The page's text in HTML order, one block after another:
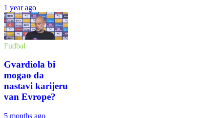
1 year ago
Fudbal
Gvardiola bi
mogao da
nastavi karijeru
van Evrope?
5 months ago